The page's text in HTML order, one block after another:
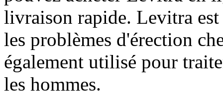
livraison rapide. Levitra
les problèmes d'érection
également utilisé pour
les hommes.